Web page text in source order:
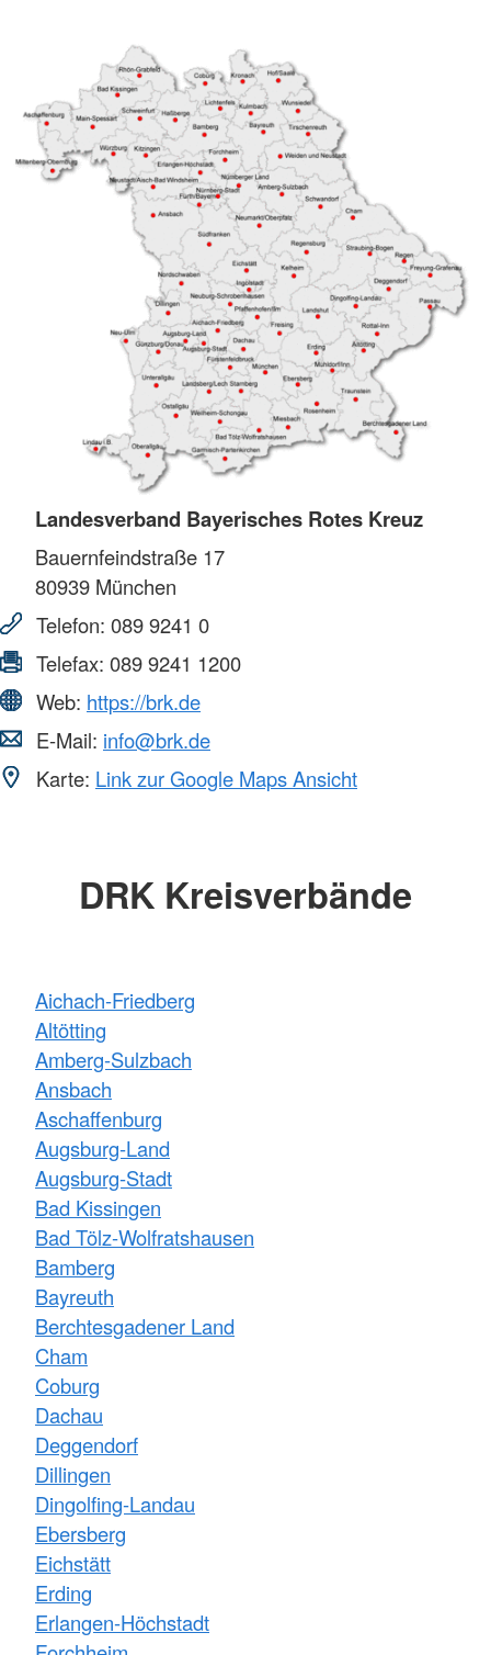
Landesverband Bayerisches Rotes Kreuz
Bauernfeindstraße 17
80939 München
Telefon: 089 9241 0
Telefax: 089 9241 1200
Web: https://brk.de
E-Mail: info@brk.de
Karte: Link zur Google Maps Ansicht
DRK Kreisverbände
Aichach-Friedberg
Altötting
Amberg-Sulzbach
Ansbach
Aschaffenburg
Augsburg-Land
Augsburg-Stadt
Bad Kissingen
Bad Tölz-Wolfratshausen
Bamberg
Bayreuth
Berchtesgadener Land
Cham
Coburg
Dachau
Deggendorf
Dillingen
Dingolfing-Landau
Ebersberg
Eichstätt
Erding
Erlangen-Höchstadt